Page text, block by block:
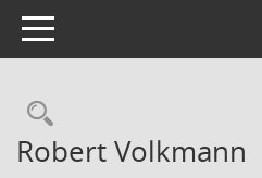
Toggle navigation
Rechercheauswahl
Robert Volkmann